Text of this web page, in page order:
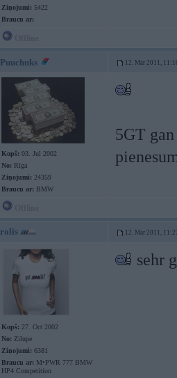
Ziņojumi: 5422
Braucu ar:
Puuchuks 12. Mar 2011,
Kopš: 03. Jul 2002
No: Rīga
Ziņojumi: 24359
Braucu ar: BMW
5GT
rolis 12. Mar 2011,
Kopš: 27. Oct 2002
No: Zilupe
Ziņojumi: 6381
Braucu ar: M•PWR 777 BMW
HP4 Competition
sehr